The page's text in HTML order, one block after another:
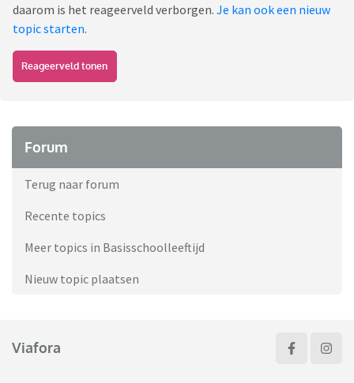
daarom is het reageerveld verborgen. Je kan ook een nieuw
topic starten.
Reageerveld tonen
Forum
Terug naar forum
Recente topics
Meer topics in Basisschoolleeftijd
Nieuw topic plaatsen
Viafora